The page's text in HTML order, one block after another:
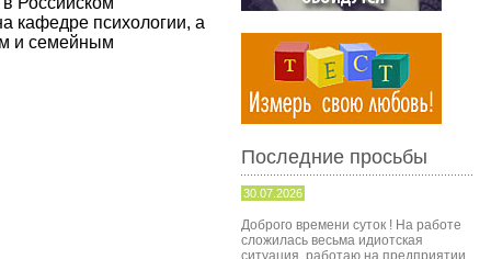
кафедре психологии, а
и семейным
Последние просьбы
30.07.2026
Доброго времени суток ! На работе
сложилась весьма идиотская
ситуация, работаю на предприятии